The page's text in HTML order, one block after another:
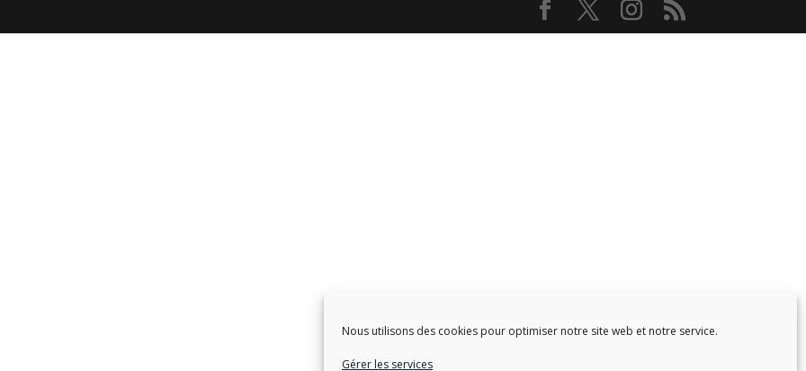
Nous utilisons des cookies pour optimiser notre site web et notre service.
Gérer les services